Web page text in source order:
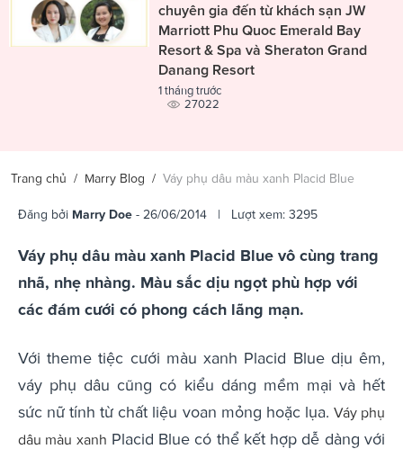
chuyên gia đến từ khách sạn JW
Marriott Phu Quoc Emerald Bay
Resort & Spa và Sheraton Grand
Danang Resort
1 tháng trước
27022
Trang chủ / Marry Blog / Váy phụ dâu màu xanh Placid Blue
Đăng bởi Marry Doe - 26/06/2014 | Lượt xem: 3295
Váy phụ dâu màu xanh Placid Blue vô cùng trang
nhã, nhẹ nhàng. Màu sắc dịu ngọt phù hợp với
các đám cưới có phong cách lãng mạn.
Với theme tiệc cưới màu xanh Placid Blue dịu êm,
váy phụ dâu cũng có kiểu dáng mềm mại và hết
sức nữ tính từ chất liệu voan mỏng hoặc lụa. Váy phụ
dâu màu xanh Placid Blue có thể kết hợp dễ dàng với